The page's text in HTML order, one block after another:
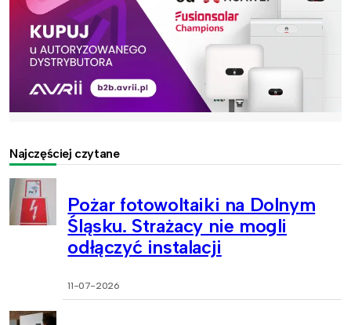
Najczęściej czytane
Pożar fotowoltaiki na Dolnym
Śląsku. Strażacy nie mogli
odłączyć instalacji
11-07-2026